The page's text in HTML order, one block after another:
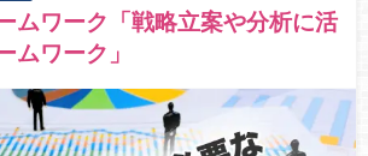
ムワーク「戦略立案や分析に活
ムワーク」